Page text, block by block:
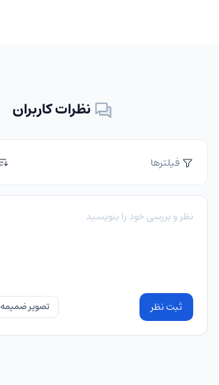
نظرات کاربران
فیلترها
ثبت نظر تصویر ضمیمه